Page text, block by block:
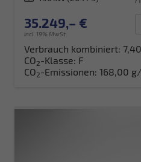
35.249,– €
incl. 19% MwSt.
Verbrauch kombiniert:
CO2-Klasse: F
CO2-Emissionen: 168,00